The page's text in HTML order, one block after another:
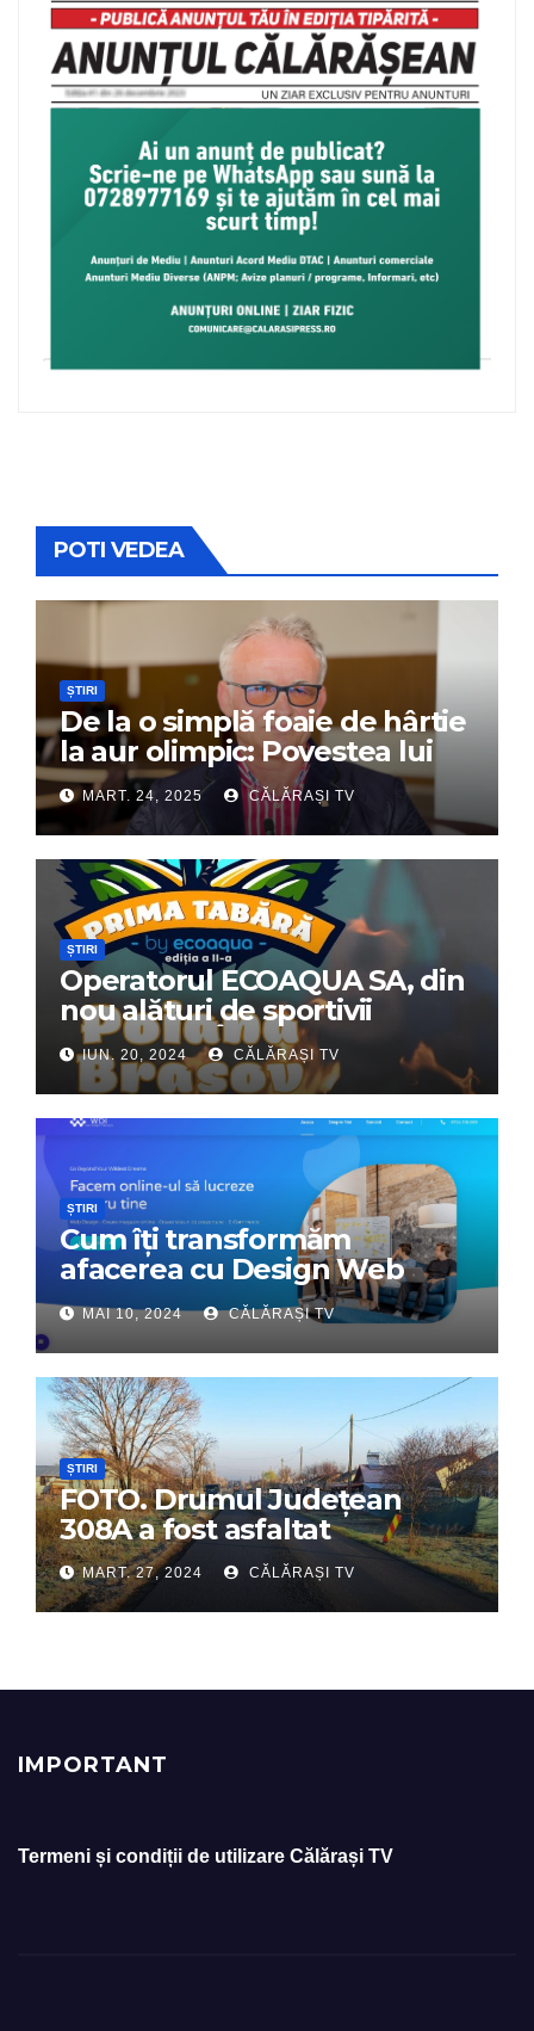
POTI VEDEA
ȘTIRI
De la o simplă foaie de hârtie
la aur olimpic: Povestea lui
Dumitru Chirilă
MART. 24, 2025 CĂLĂRAȘI TV
ȘTIRI
Operatorul ECOAQUA SA, din
nou alături de sportivii
călărășeni. Începe „Prima
Tabără”!
IUN. 20, 2024 CĂLĂRAȘI TV
ȘTIRI
Cum îți transformăm
afacerea cu Design Web
Interactiv – Partenerul tău
digital de încredere
MAI 10, 2024 CĂLĂRAȘI TV
ȘTIRI
FOTO. Drumul Județean
308A a fost asfaltat
MART. 27, 2024 CĂLĂRAȘI TV
IMPORTANT
Termeni și condiții de utilizare Călărași TV